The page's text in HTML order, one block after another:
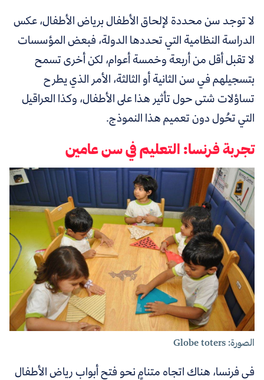
لا توجد سن محددة لإلحاق الأطفال برياض الأطفال، عكس
الدراسة النظامية التي تحددها الدولة، فبعض المؤسسات
لا تقبل أقل من أربعة وخمسة أعوام، لكن أخرى تسمح
بتسجيلهم في سن الثانية أو الثالثة، الأمر الذي يطرح
تساؤلات شتى حول تأثير هذا على الأطفال، وكذا العراقيل
التي تحُول دون تعميم هذا النموذج.
تجربة فرنسا: التعليم في سن عامين
الصورة: Globe toters
في فرنسا، هناك اتجاه متنامٍ نحو فتح أبواب رياض الأطفال